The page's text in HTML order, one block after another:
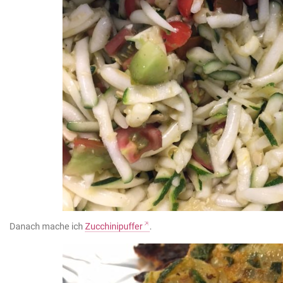
Danach mache ich Zucchinipuffer .